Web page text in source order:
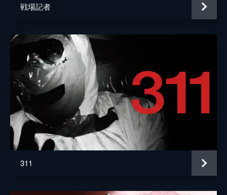
戦場記者
311